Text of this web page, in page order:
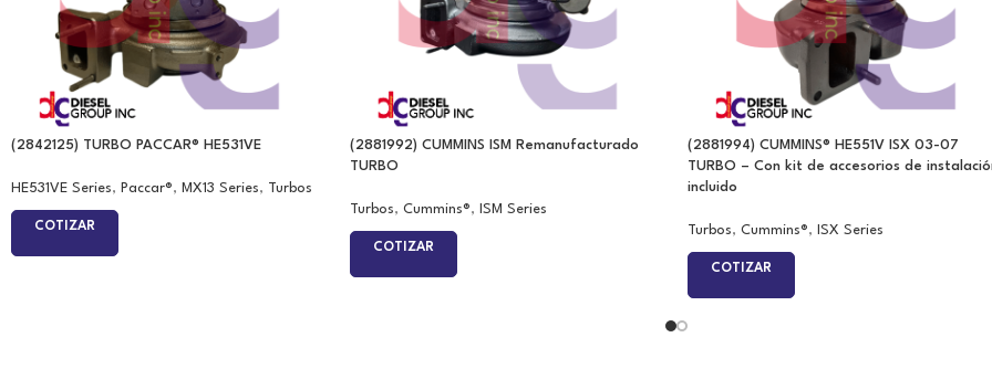
(2842125) TURBO PACCAR® HE531VE
HE531VE Series, Paccar®, MX13 Series, Turbos
COTIZAR
(2881992) CUMMINS ISM Remanufacturado
TURBO
Turbos, Cummins®, ISM Series
COTIZAR
(2881994) CUMMINS® HE551V ISX 03-07
TURBO – Con kit de accesorios de
incluido
Turbos, Cummins®, ISX Series
COTIZAR